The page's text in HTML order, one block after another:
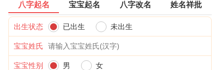
八字起名 宝宝起名 八字改名 姓名祥批
出生状态 已出生 未出生
宝宝姓氏
宝宝性别 男 女